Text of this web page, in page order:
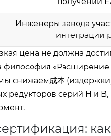
Инженеры завода
интеграции
цена не должна
философия
снижаем成本
редукторов серий H и